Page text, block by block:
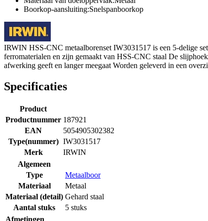
Boorkop-aansluiting:Snelspanboorkop
IRWIN HSS-CNC metaalborenset IW3031517 is een 5-delige
ferromaterialen en zijn gemaakt van HSS-CNC staal De
afwerking geeft en langer meegaat Worden geleverd in een
Specificaties
Product
Productnummer 187921
EAN
5054905302382
Type(nummer) IW3031517
Merk
IRWIN
Algemeen
Type
Metaalboor
Materiaal
Metaal
Materiaal (detail) Gehard staal
Aantal stuks
5 stuks
Afmetingen